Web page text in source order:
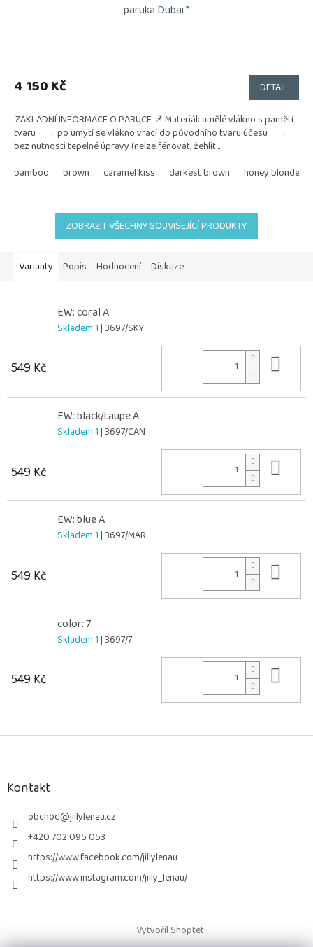
paruka Dubai *
4 150 Kč DETAIL
ZÁKLADNÍ INFORMACE O PARUCE 📌 Materiál: umělé vlákno s pamětí
tvaru → po umytí se vlákno vrací do původního tvaru účesu →
bez nutnosti tepelné úpravy (nelze fénovat, žehlit...
bamboo
brown caramel kiss darkest brown honey blonde
ZOBRAZIT VŠECHNY SOUVISEJÍCÍ PRODUKTY
Varianty Popis Hodnocení Diskuze
EW: coral A
Skladem 1| 3697/SKY
549 Kč
EW: black/taupe A
Skladem 1| 3697/CAN
549 Kč
EW: blue A
Skladem 1| 3697/MAR
549 Kč
color: 7
Skladem 1| 3697/7
549 Kč
Z
Kontakt
obchod@jillylenau.cz
+420 702 095 053
https://www.facebook.com/jillylenau
https://www.instagram.com/jilly_lenau/
Vytvořil Shoptet